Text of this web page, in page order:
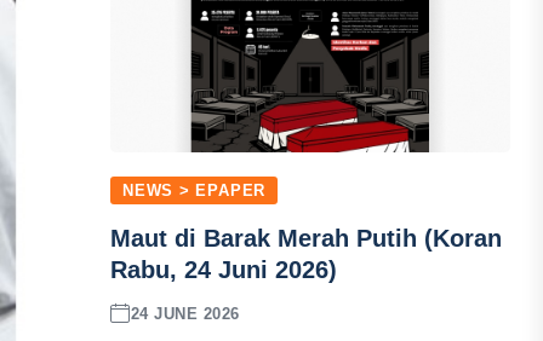
NEWS > EPAPER
Maut di Barak Merah Putih (Koran
Rabu, 24 Juni 2026)
24 JUNE 2026